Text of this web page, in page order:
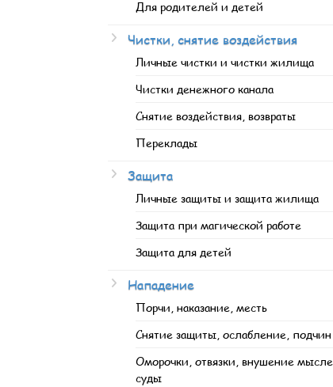
Для родителей и детей
Чистки, снятие воздействия
Личные чистки и чистки жилища
Чистки денежного канала
Снятие воздействия, возвраты
Переклады
Защита
Личные защиты и защита жилища
Защита при магической работе
Защита для детей
Нападение
Порчи, наказание, месть
Снятие защиты, ослабление, подчин
Оморочки, отвязки, внушение
суды